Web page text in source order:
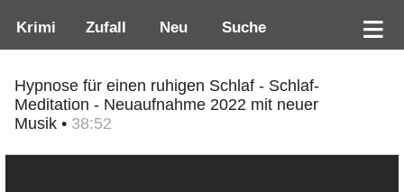
Krimi Zufall Neu Suche
Hypnose für einen ruhigen Schlaf - Schlaf-
Meditation - Neuaufnahme 2022 mit neuer
Musik • 38:52